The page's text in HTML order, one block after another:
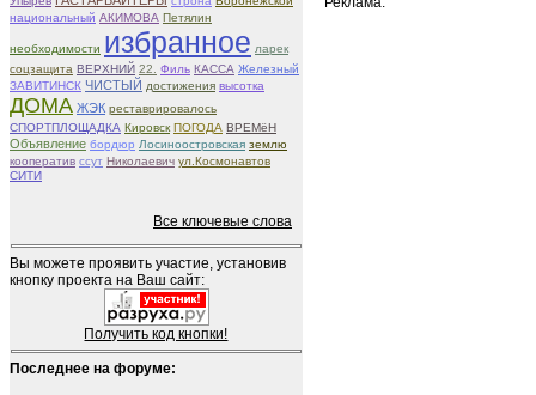
национальный АКИМОВА Петялин
необходимости избранное ларек
соцзащита ВЕРХНИЙ 22. Филь КАССА Железный
ЗАВИТИНСК ЧИСТЫЙ достижения высотка
ДОМА ЖЭК реставрировалось
СПОРТПЛОЩАДКА Кировск ПОГОДА ВРЕМёН
Объявление бордюр Лосиноостровская землю
кооператив ссут Николаевич ул.Космонавтов
СИТИ
Все ключевые слова
Вы можете проявить участие, установив
кнопку проекта на Ваш сайт:
Получить код кнопки!
Последнее на форуме: